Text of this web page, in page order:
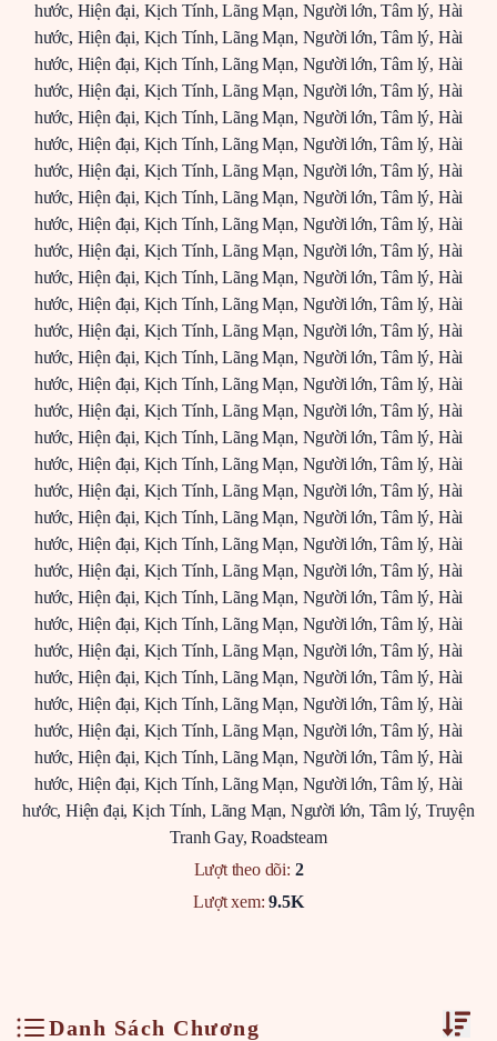
hước, Hiện đại, Kịch Tính,Lãng Mạn, Người lớn,Tâm lý, Hài
hước, Hiện đại, Kịch Tính,Lãng Mạn, Người lớn,Tâm lý, Hài
hước, Hiện đại, Kịch Tính,Lãng Mạn, Người lớn,Tâm lý, Hài
hước, Hiện đại, Kịch Tính,Lãng Mạn, Người lớn,Tâm lý, Hài
hước, Hiện đại, Kịch Tính,Lãng Mạn, Người lớn,Tâm lý, Hài
hước, Hiện đại, Kịch Tính,Lãng Mạn, Người lớn,Tâm lý, Hài
hước, Hiện đại, Kịch Tính,Lãng Mạn, Người lớn,Tâm lý, Hài
hước, Hiện đại, Kịch Tính,Lãng Mạn, Người lớn,Tâm lý, Hài
hước, Hiện đại, Kịch Tính,Lãng Mạn, Người lớn,Tâm lý, Hài
hước, Hiện đại, Kịch Tính,Lãng Mạn, Người lớn,Tâm lý, Hài
hước, Hiện đại, Kịch Tính,Lãng Mạn, Người lớn,Tâm lý, Hài
hước, Hiện đại, Kịch Tính,Lãng Mạn, Người lớn,Tâm lý, Hài
hước, Hiện đại, Kịch Tính,Lãng Mạn, Người lớn,Tâm lý, Hài
hước, Hiện đại, Kịch Tính,Lãng Mạn, Người lớn,Tâm lý, Hài
hước, Hiện đại, Kịch Tính,Lãng Mạn, Người lớn,Tâm lý, Hài
hước, Hiện đại, Kịch Tính,Lãng Mạn, Người lớn,Tâm lý, Hài
hước, Hiện đại, Kịch Tính,Lãng Mạn, Người lớn,Tâm lý, Hài
hước, Hiện đại, Kịch Tính,Lãng Mạn, Người lớn,Tâm lý, Hài
hước, Hiện đại, Kịch Tính,Lãng Mạn, Người lớn,Tâm lý, Hài
hước, Hiện đại, Kịch Tính,Lãng Mạn, Người lớn,Tâm lý, Hài
hước, Hiện đại, Kịch Tính,Lãng Mạn, Người lớn,Tâm lý, Hài
hước, Hiện đại, Kịch Tính,Lãng Mạn, Người lớn,Tâm lý, Hài
hước, Hiện đại, Kịch Tính,Lãng Mạn, Người lớn,Tâm lý, Hài
hước, Hiện đại, Kịch Tính,Lãng Mạn, Người lớn,Tâm lý, Hài
hước, Hiện đại, Kịch Tính,Lãng Mạn, Người lớn,Tâm lý, Hài
hước, Hiện đại, Kịch Tính,Lãng Mạn, Người lớn,Tâm lý, Hài
hước, Hiện đại, Kịch Tính,Lãng Mạn, Người lớn,Tâm lý, Hài
hước, Hiện đại, Kịch Tính,Lãng Mạn, Người lớn,Tâm lý, Hài
hước, Hiện đại, Kịch Tính,Lãng Mạn, Người lớn,Tâm lý, Hài
hước, Hiện đại, Kịch Tính,Lãng Mạn, Người lớn,Tâm lý, Hài
hước, Hiện đại, Kịch Tính, Lãng Mạn, Người lớn, Tâm lý,Truyện
Tranh Gay,Roadsteam
Lượt theo dõi: 2
Lượt xem: 9.5K
Danh Sách Chương